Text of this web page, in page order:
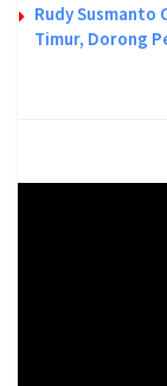
Rudy Susmanto
Timur, Dorong